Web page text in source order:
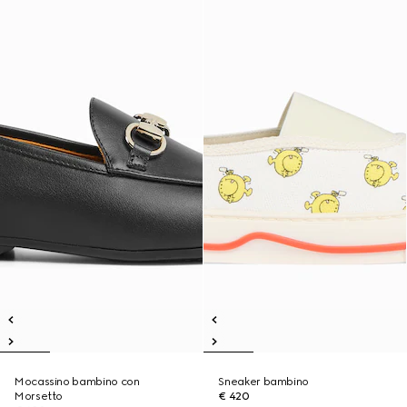
Mocassino bambino con
Morsetto
Sneaker bambino
€ 420